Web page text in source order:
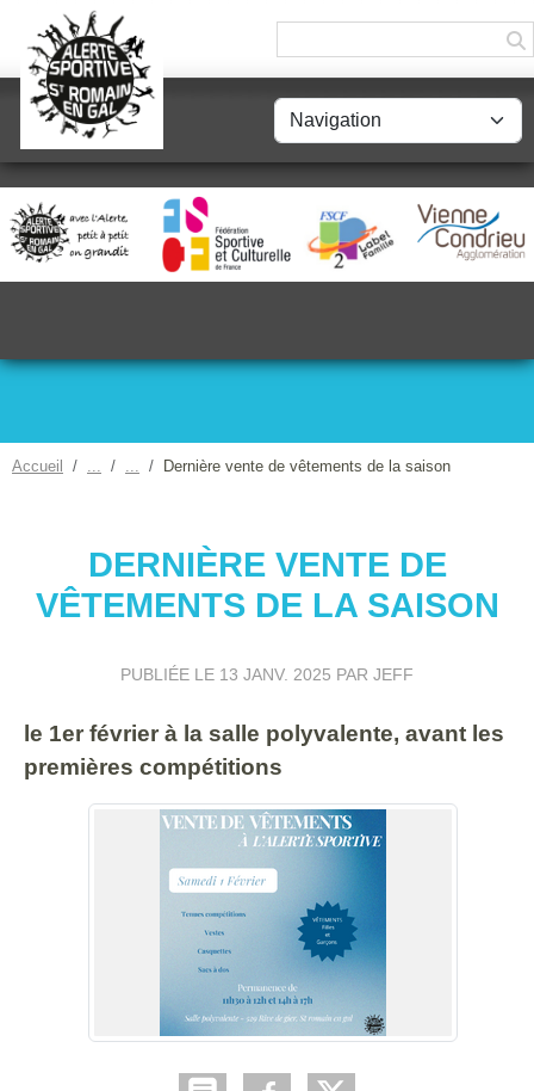
Accueil Dernière vente de vêtements de la saison
DERNIÈRE VENTE DE
VÊTEMENTS DE LA SAISON
PUBLIÉE LE 13 JANV. 2025 PAR JEFF
le 1er février à la salle polyvalente, avant les
premières compétitions
Panneau de gestion des cookies